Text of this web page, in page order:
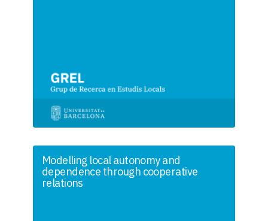
Modelling local autonomy and
dependence through cooperative
relations